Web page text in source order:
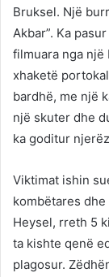
Bruksel. Një
Akbar”. Ka
filmuara nga
xhaketë
bardhë, me një
një skuter dhe
ka goditur
Viktimat ishin
kombëtares
Heysel, rreth 5
ta kishte qenë
plagosur.